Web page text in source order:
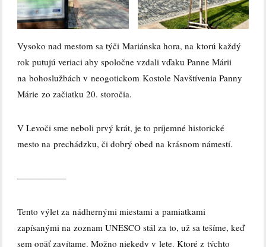
Vysoko nad mestom sa týči Mariánska hora, na ktorú každý
rok putujú veriaci aby spoločne vzdali vďaku Panne Márii
na bohoslužbách v neogotickom Kostole Navštívenia Panny
Márie zo začiatku 20. storočia.
V Levoči sme neboli prvý krát, je to príjemné historické
mesto na prechádzku, či dobrý obed na krásnom námestí.
—————–
Tento výlet za nádhernými miestami a pamiatkami
zapísanými na zoznam UNESCO stál za to, už sa tešíme, keď
sem opäť zavítame. Možno niekedy v lete. Ktoré z týchto